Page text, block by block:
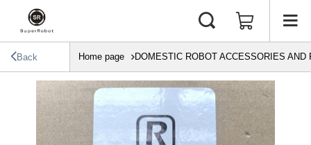
Back Home page DOMESTIC ROBOT ACCESSORIES AND